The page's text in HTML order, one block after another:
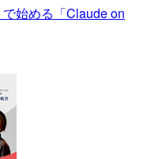
で始める「Claude on